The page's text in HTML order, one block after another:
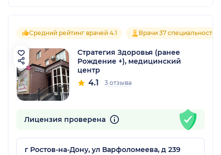
Средний рейтинг врачей 4.1 Врачи 37 специальностей
Стратегия Здоровья (ранее
Рождение +), медицинский
центр
4.1 3 отзыва
Лицензия проверена
г Ростов-на-Дону, ул Варфоломеева, д 239